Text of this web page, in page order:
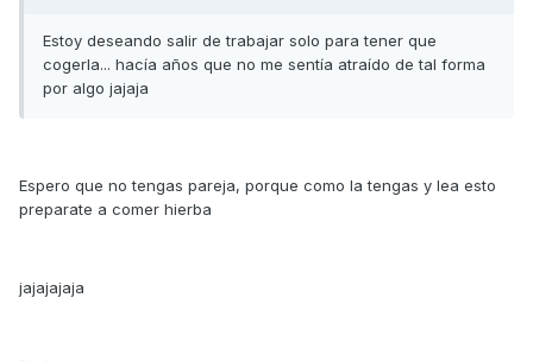
Estoy deseando salir de trabajar solo para tener que
cogerla... hacía años que no me sentía atraído de tal forma
por algo jajaja
Espero que no tengas pareja, porque como la tengas y lea esto
preparate a comer hierba
jajajajaja